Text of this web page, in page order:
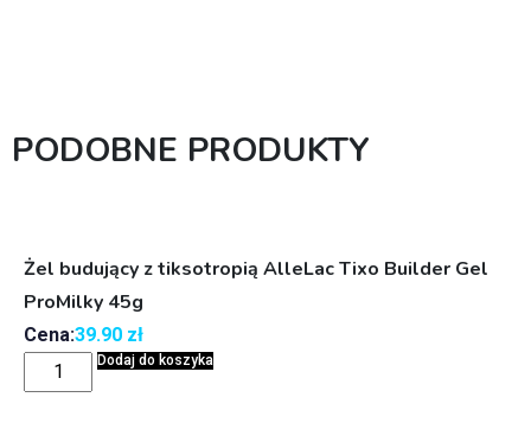
PODOBNE PRODUKTY
Żel budujący z tiksotropią AlleLac Tixo Builder Gel
ProMilky 45g
Cena:39.90 zł
Dodaj do koszyka